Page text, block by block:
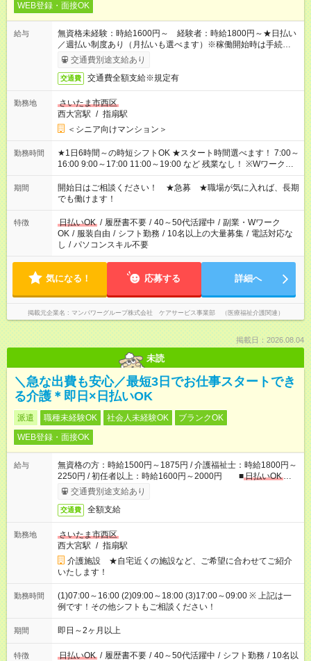
WEB登録・面接OK
給与
無資格未経験：時給1600円～ 経験者：時給1800円～★日払い
／週払い制度あり（月払いも選べます）※稼働開始時は手続き完
了次第のお支払いとなります。
交通費別途支給あり
交通費 交通費全額支給※規定有
勤務地
さいたま市西区
西大宮駅 / 指扇駅
＜シニア向けマンション＞
勤務時間
★1日6時間～の時短シフトOK ★スタート時間選べます！ 7:00～
16:00 9:00～17:00 11:00～19:00 など 残業なし！ ※Wワークの
場合、他のお仕事と合わせ週40時間超の就業はご案内できませ
ん ※法令に基づき、週20時間以上勤務は社会保険への加入対象
となります ※労働者派遣法（日雇い派遣の原則禁止）により、
短時間・短期間の就業はご案内が難しい場合があります
期間
開始日はご相談ください！ ★急募 ★職場が気に入れば、長期
でも働けます！
特徴 日払いOK / 履歴書不要 / 40～50代活躍中 / 副業・Wワーク
OK / 服装自由 / シフト勤務 / 10名以上の大量募集 / 電話対応な
し / パソコンスキル不要
気になる！ 応募する 詳細へ
掲載元企業名 マンパワーグループ株式会社 ケアサービス事業部 （医療福祉介護関連）
掲載日：2026.08.04
未読
＼急な出費も安心／最短3日でお仕事スタートでき
る介護＊即日×日払いOK
派遣 職種未経験OK 社会人未経験OK
ブランクOK
WEB登録・面接OK
給与
無資格の方：時給1500円～1875円 / 介護福祉士：時給1800円～
2250円 / 初任者以上：時給1600円～2000円 ■日払いOK ■
日収例：1万2000円（時給1500円×8h）
交通費別途支給あり
交通費 全額支給
勤務地
さいたま市西区
西大宮駅 / 指扇駅
介護施設 ★自宅近くの施設など、ご希望に合わせてご紹介
いたします！
勤務時間
(1)07:00～16:00 (2)09:00～18:00 (3)17:00～09:00 ※ 上記は一
例です！その他シフトもご相談ください！
期間 即日～2ヶ月以上
特徴 日払いOK / 履歴書不要 / 40～50代活躍中 / シフト勤務 / 10名以